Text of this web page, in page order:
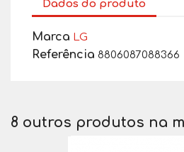
Dados do produto
Marca LG
Referência 8806087088366
8 outros produtos na